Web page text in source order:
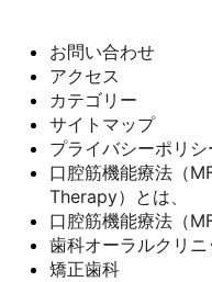
お問い合わせ
アクセス
カテゴリー
サイトマップ
プライバシーポリシ
口腔筋機能療法（
Therapy）とは、
口腔筋機能療法（
歯科オーラルクリ
矯正歯科